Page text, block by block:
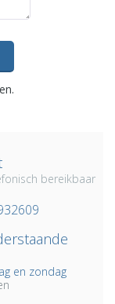
bereikbaar
en zondag